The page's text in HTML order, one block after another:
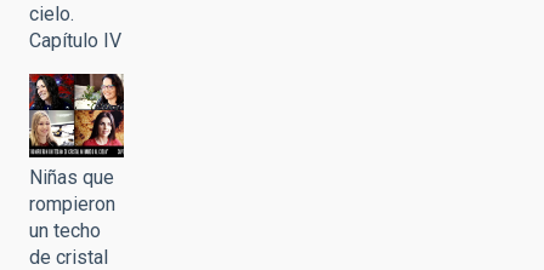
cielo.
Capítulo IV
Niñas que
rompieron
un techo
de cristal